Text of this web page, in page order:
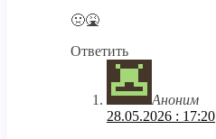
🤢🤮
Ответить
Аноним
28.05.2026 : 17:20